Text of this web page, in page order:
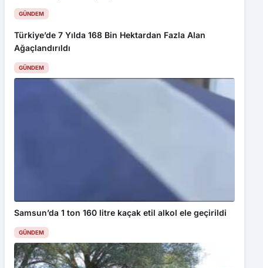
GÜNDEM
Türkiye’de 7 Yılda 168 Bin Hektardan Fazla Alan
Ağaçlandırıldı
GÜNDEM
Samsun’da 1 ton 160 litre kaçak etil alkol ele geçirildi
GÜNDEM
Bu web sitesinde en iyi deneyimi yaşamanızı sağlamak için
çerezler kullanılmaktadır. Detaylar içinGizlilik Politikamız
inceleyebilirsiniz.